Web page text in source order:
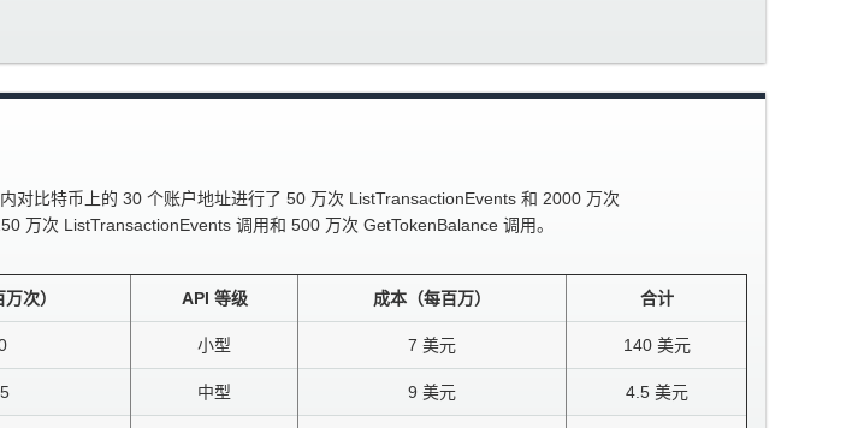
对比特币上的 30 个账户地址进行了 50 万次 ListTransactionEvents 和 2000 万次
万次 ListTransactionEvents 调用和 500 万次 GetTokenBalance 调用。
次） API 等级 成本（每百万） 合计
小型 7 美元 140 美元
中型 9 美元 4.5 美元